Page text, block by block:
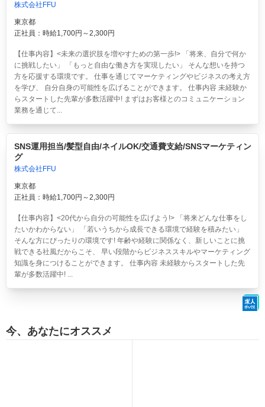
株式会社FFU
東京都
正社員：時給1,700円～2,300円
【仕事内容】<未来の選択肢を増やすための第一歩!> 「将来、自分で何か
に挑戦したい」 「もっと自由な働き方を実現したい」 そんな想いを持つ
方を応援する環境です。 仕事を通じてマーケティングやビジネスの考え方
を学び、 自分自身の可能性を広げることができます。 仕事内容 未経験か
らスタートした先輩が多数活躍中! まずはお客様とのコミュニケーション
業務を通じて...
SNS運用担当/髪型自由/ネイルOK/交通費支給/SNSマーケティン
グ
株式会社FFU
東京都
正社員：時給1,700円～2,300円
【仕事内容】<20代から自分の可能性を広げよう!> 「将来どんな仕事をし
たいかわからない」 「若いうちから成長できる環境で経験を積みたい」
そんな方にぴったりの環境です! 年齢や経験に関係なく、新しいことに挑
戦できる社風だからこそ、 早い段階からビジネススキルやマーケティング
知識を身につけることができます。 仕事内容 未経験からスタートした先
輩が多数活躍中! ...
今、あなたにオススメ